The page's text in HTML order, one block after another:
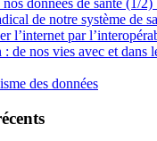
de notre système de
l’internet par
: de nos vies avec et dans
des données